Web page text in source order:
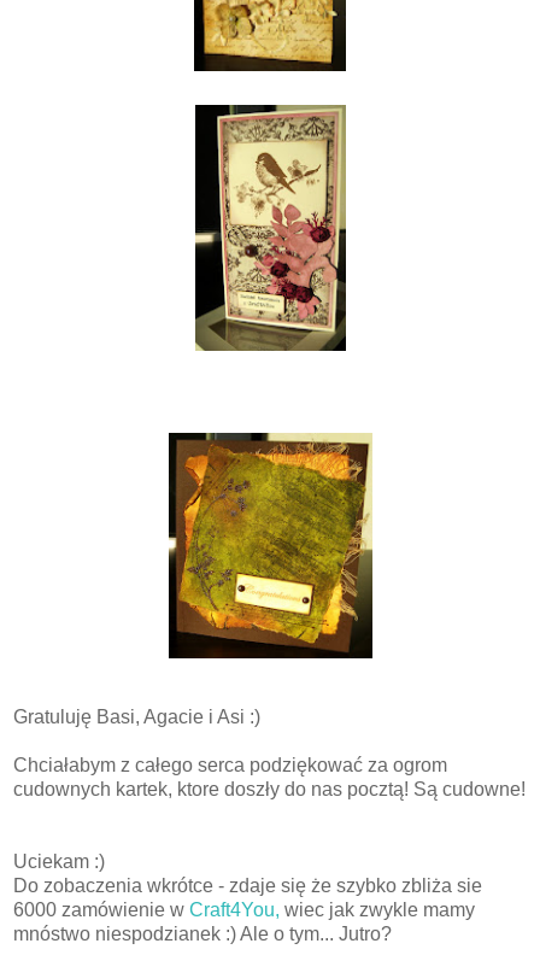
Gratuluję Basi, Agacie i Asi :)
Chciałabym z całego serca podziękować za ogrom
cudownych kartek, ktore doszły do nas pocztą! Są cudowne!
Uciekam :)
Do zobaczenia wkrótce - zdaje się że szybko zbliża sie
6000 zamówienie w Craft4You, wiec jak zwykle mamy
mnóstwo niespodzianek :) Ale o tym... Jutro?